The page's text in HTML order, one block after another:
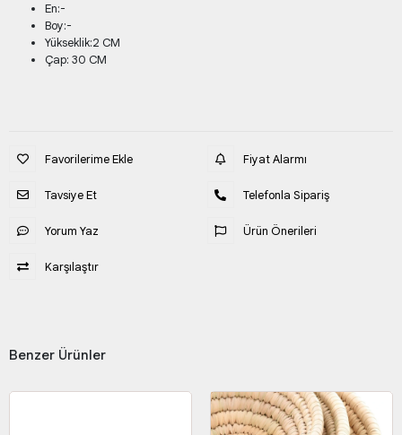
En:-
Boy:-
Yükseklik:2 CM
Çap: 30 CM
Favorilerime Ekle
Tavsiye Et
Yorum Yaz
Karşılaştır
Fiyat Alarmı
Telefonla Sipariş
Ürün Önerileri
Benzer Ürünler